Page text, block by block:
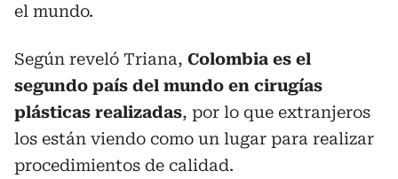
el mundo.
Según reveló Triana, Colombia es el
segundo país del mundo en cirugías
plásticas realizadas, por lo que extranjeros
los están viendo como un lugar para realizar
procedimientos de calidad.